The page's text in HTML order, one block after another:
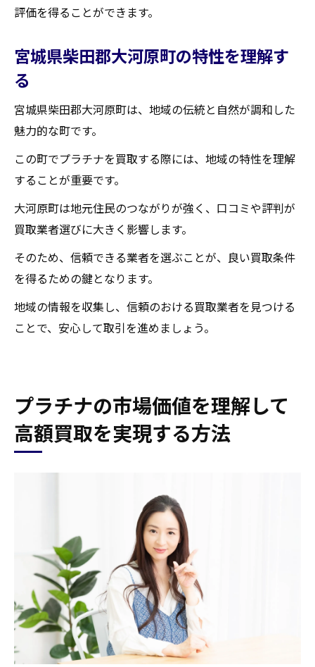
評価を得ることができます。
宮城県柴田郡大河原町の特性を理解す
る
宮城県柴田郡大河原町は、地域の伝統と自然が調和した
魅力的な町です。
この町でプラチナを買取する際には、地域の特性を理解
することが重要です。
大河原町は地元住民のつながりが強く、口コミや評判が
買取業者選びに大きく影響します。
そのため、信頼できる業者を選ぶことが、良い買取条件
を得るための鍵となります。
地域の情報を収集し、信頼のおける買取業者を見つける
ことで、安心して取引を進めましょう。
プラチナの市場価値を理解して
高額買取を実現する方法